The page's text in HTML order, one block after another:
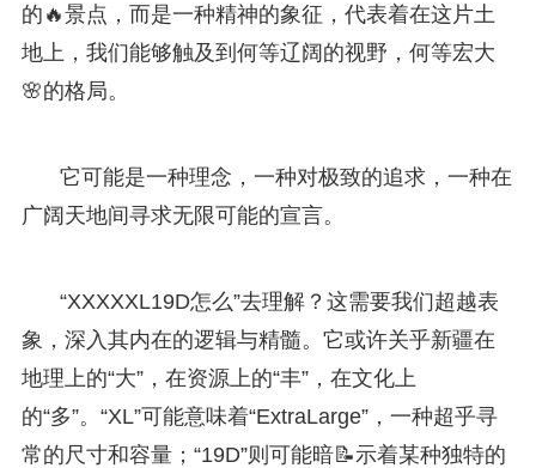
的🔥景点，而是一种精神的象征，代表着在这片土
地上，我们能够触及到何等辽阔的视野，何等宏大
🌸的格局。
它可能是一种理念，一种对极致的追求，一种在
广阔天地间寻求无限可能的宣言。
“XXXXXL19D怎么”去理解？这需要我们超越表
象，深入其内在的逻辑与精髓。它或许关乎新疆在
地理上的“大”，在资源上的“丰”，在文化上
的“多”。“XL”可能意味着“ExtraLarge”，一种超乎寻
常的尺寸和容量；“19D”则可能暗📝示着某种独特的